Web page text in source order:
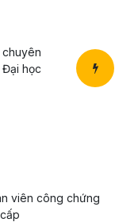
học
viên công chứng